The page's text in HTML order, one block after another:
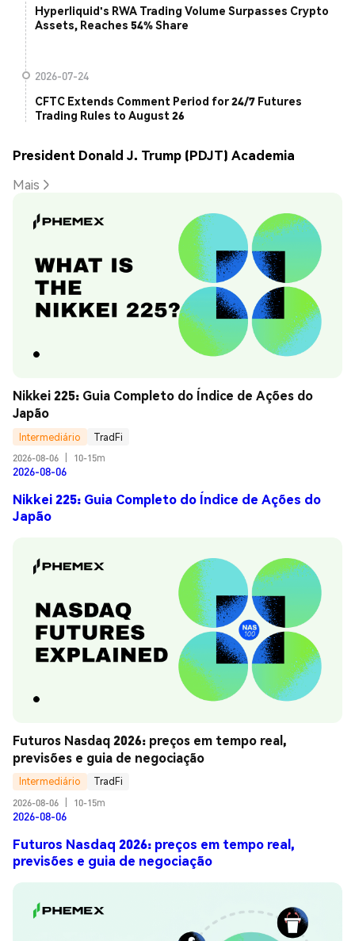
Hyperliquid's RWA Trading Volume Surpasses Crypto
Assets, Reaches 54% Share
2026-07-24
CFTC Extends Comment Period for 24/7 Futures
Trading Rules to August 26
President Donald J. Trump (PDJT) Academia
Mais
Nikkei 225: Guia Completo do Índice de Ações do
Japão
Intermediário
TradFi
2026-08-06
10-15m
2026-08-06
Nikkei 225: Guia Completo do Índice de Ações do
Japão
Futuros Nasdaq 2026: preços em tempo real,
previsões e guia de negociação
Intermediário
TradFi
2026-08-06
10-15m
2026-08-06
Futuros Nasdaq 2026: preços em tempo real,
previsões e guia de negociação